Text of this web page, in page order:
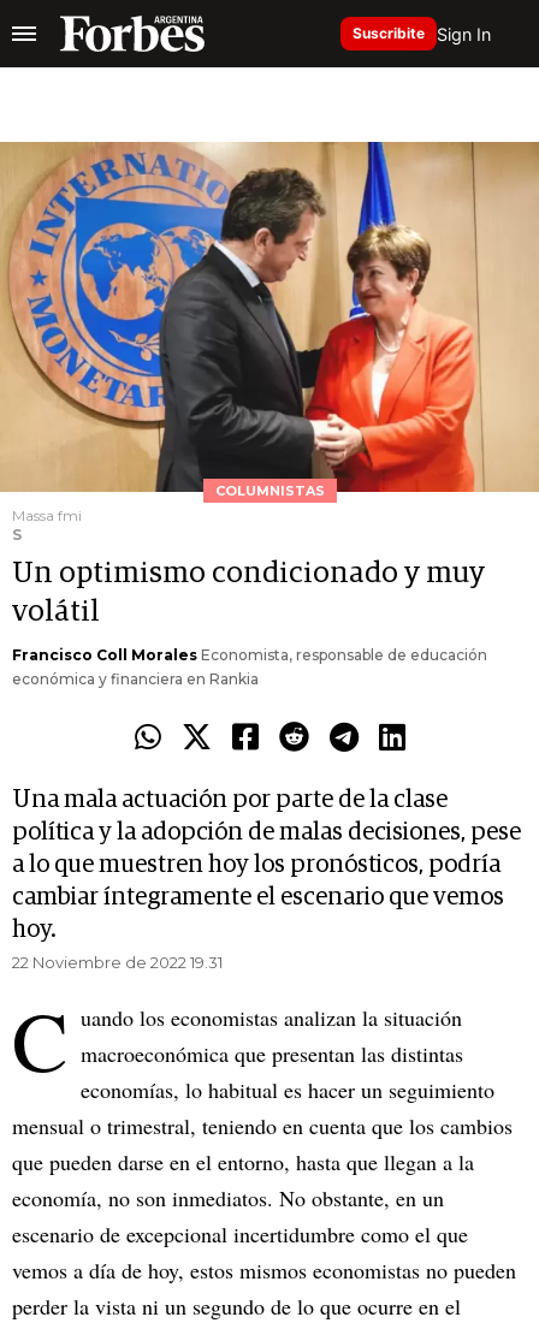
Suscribite Sign In
COLUMNISTAS
Massa fmi
S
Un optimismo condicionado y muy
volátil
Francisco Coll Morales Economista, responsable de educación
económica y financiera en Rankia
Una mala actuación por parte de la clase
política y la adopción de malas decisiones, pese
a lo que muestren hoy los pronósticos, podría
cambiar íntegramente el escenario que vemos
hoy.
22 Noviembre de 2022 19.31
C uando los economistas analizan la situación
macroeconómica que presentan las distintas
economías, lo habitual es hacer un seguimiento
mensual o trimestral, teniendo en cuenta que los cambios
que pueden darse en el entorno, hasta que llegan a la
economía, no son inmediatos. No obstante, en un
escenario de excepcional incertidumbre como el que
vemos a día de hoy, estos mismos economistas no pueden
perder la vista ni un segundo de lo que ocurre en el